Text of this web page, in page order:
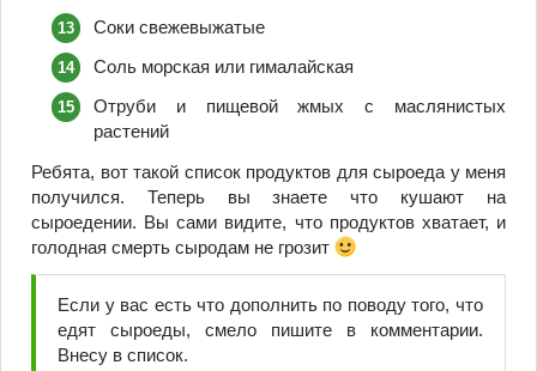
Соки свежевыжатые
Соль морская или гималайская
Отруби и пищевой жмых с маслянистых
растений
Ребята, вот такой список продуктов для сыроеда у меня
получился. Теперь вы знаете что кушают на
сыроедении. Вы сами видите, что продуктов хватает, и
голодная смерть сыродам не грозит
Если у вас есть что дополнить по поводу того, что
едят сыроеды, смело пишите в комментарии.
Внесу в список.